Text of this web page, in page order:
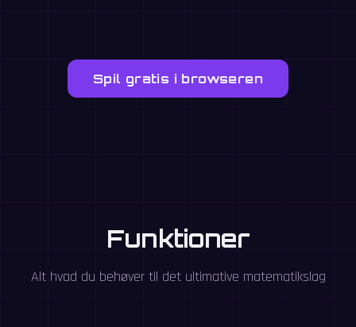
Spil gratis i browseren
Funktioner
Alt hvad du behøver til det ultimative matematikslag